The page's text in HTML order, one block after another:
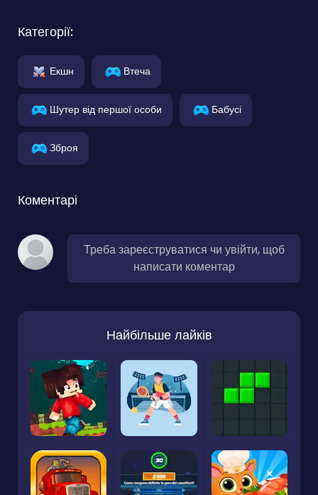
Категорії:
Екшн Втеча
Шутер від першої особи Бабусі
Зброя
Коментарі
Треба зареєструватися чи увійти, щоб
написати коментар
Найбільше лайків